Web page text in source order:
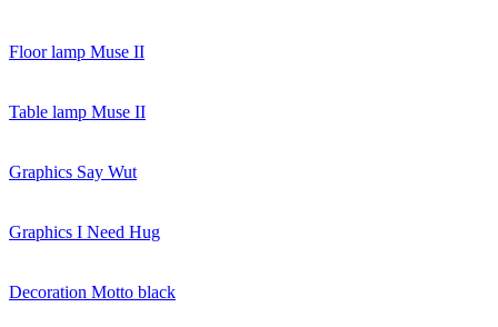
Floor lamp Muse II
Table lamp Muse II
Graphics Say Wut
Graphics I Need Hug
Decoration Motto black